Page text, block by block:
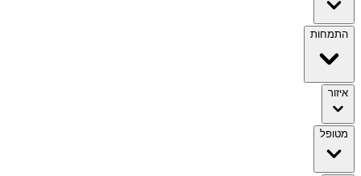
התמחות
איזור
מטופל